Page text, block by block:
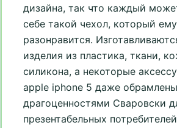
дизайна, так что каждый
себе такой чехол, который
разонравится.
изделия из пластика, ткани,
силикона, а некоторые
apple iphone 5 даже обрамлены
драгоценностями Сваровски
презентабельных